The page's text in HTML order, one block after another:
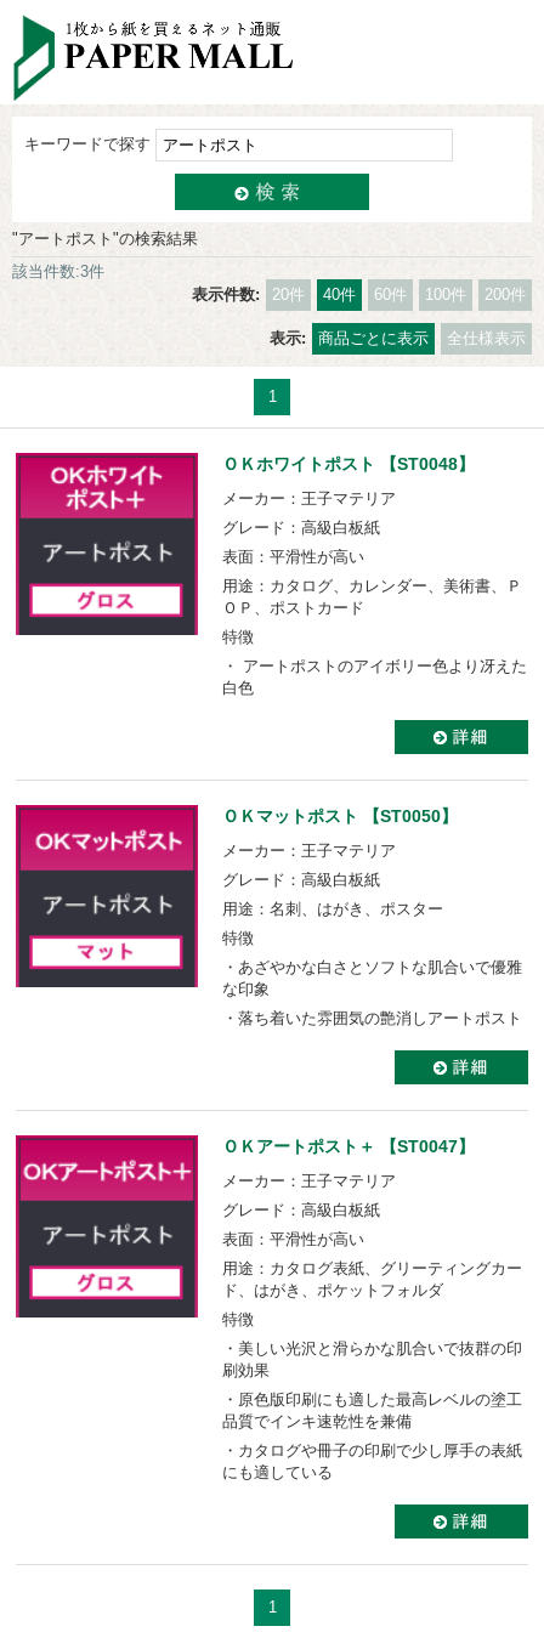
キーワードで探す
"アートポスト"の検索結果
該当件数:3件
表示件数:
20件 40件 60件 100件 200件
表示: 商品ごとに表示 全仕様表示
1
ＯＫホワイトポスト 【ST0048】
メーカー：王子マテリア
グレード：高級白板紙
表面：平滑性が高い
用途：カタログ、カレンダー、美術書、Ｐ
ＯＰ、ポストカード
特徴
・ アートポストのアイボリー色より冴えた
白色
ＯＫマットポスト 【ST0050】
メーカー：王子マテリア
グレード：高級白板紙
用途：名刺、はがき、ポスター
特徴
・あざやかな白さとソフトな肌合いで優雅
な印象
・落ち着いた雰囲気の艶消しアートポスト
ＯＫアートポスト＋ 【ST0047】
メーカー：王子マテリア
グレード：高級白板紙
表面：平滑性が高い
用途：カタログ表紙、グリーティングカー
ド、はがき、ポケットフォルダ
特徴
・美しい光沢と滑らかな肌合いで抜群の印
刷効果
・原色版印刷にも適した最高レベルの塗工
品質でインキ速乾性を兼備
・カタログや冊子の印刷で少し厚手の表紙
にも適している
1